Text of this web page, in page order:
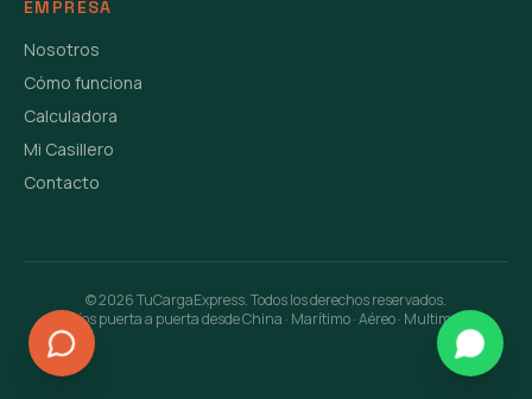
EMPRESA
Nosotros
Cómo funciona
Calculadora
Mi Casillero
Contacto
©2026TuCargaExpress. Todos los derechos reservados.
Envíos puerta a puerta desde China · Marítimo · Aéreo · Multimodal